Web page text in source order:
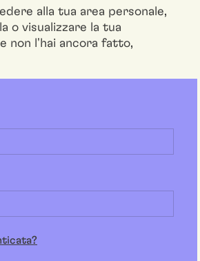
alla tua area personale,
o visualizzare la tua
non l'hai ancora fatto,